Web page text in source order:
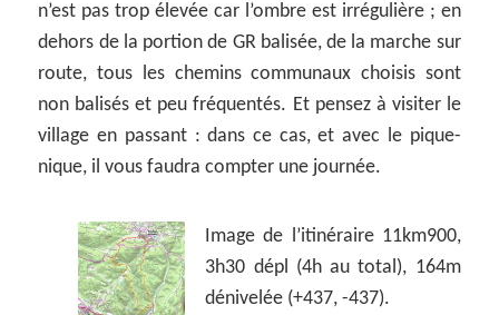
n’est pas trop élevée car l’ombre est irrégulière ; en
dehors de la portion de GR balisée, de la marche sur
route, tous les chemins communaux choisis sont
non balisés et peu fréquentés. Et pensez à visiter le
village en passant : dans ce cas, et avec le pique-
nique, il vous faudra compter une journée.
Image de l’itinéraire 11km900,
3h30 dépl (4h au total), 164m
dénivelée (+437, -437).